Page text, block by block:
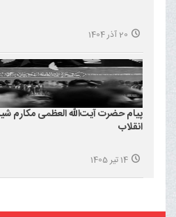
20 آذر 1404
پیام حضرت آیت‌الله العظمی مکارم
انقلاب
14 تیر 1405